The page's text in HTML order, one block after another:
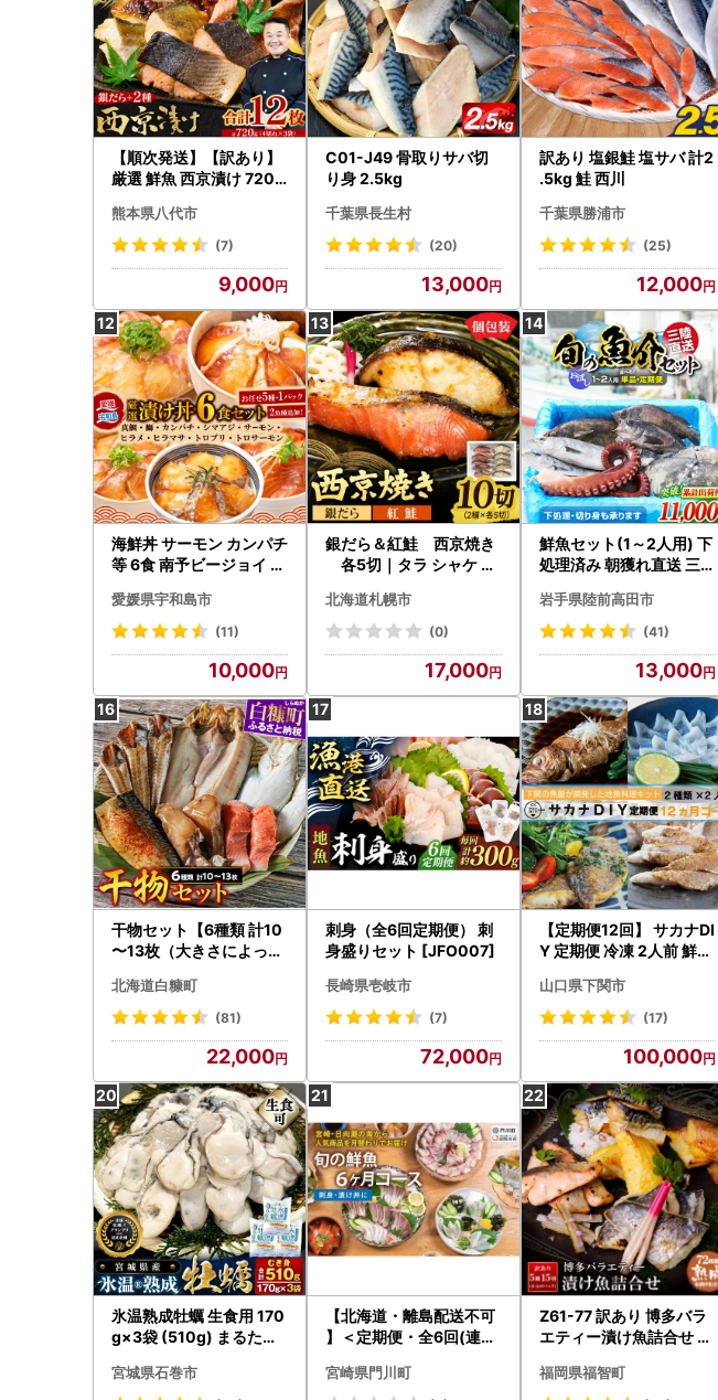
【順次発送】【訳あり】
厳選 鮮魚 西京漬け 720g
12枚 西京焼き 4切れ×3
袋 日本料理店 料亭 西京
熊本県八代市
(7)
9,000
C01-J49 骨取りサバ切
り身 2.5kg
千葉県長生村
(20)
13,000
訳あり 塩銀鮭 塩サバ 計2
.5kg 鮭 西川
千葉県勝浦市
(25)
12,000
海鮮丼 サーモン カンパチ
等 6食 南予ビージョイ 海
愛媛県宇和島市
(11)
10,000
銀だら＆紅鮭 西京焼き
各5切｜タラ シャケ 味
幌市
北海道札幌市
(0)
17,000
鮮魚セット(1～2人用) 下
処理済み 朝獲れ直送 三陸
お魚
岩手県陸前高田市
(41)
13,000
干物セット【6種類 計10
〜13枚（大きさによって
2-0839
北海道白糠町
(81)
22,000
刺身（全6回定期便） 刺
身盛りセット [JFO007]
長崎県壱岐市
(7)
72,000
【定期便12回】 サカナDI
Y 定期便 冷凍 2人前 鮮魚
山口県下関市
(17)
100,000
氷温熟成牡蠣 生食用 170
g×3袋 (510g) まるたか
宮城県石巻市
【北海道・離島配送不可
】＜定期便・全6回(連続
ス)お刺身 海鮮 【UZ-10
宮崎県門川町
Z61-77 訳あり 博多バラ
エティー漬け魚詰合せ 15
福岡県福智町